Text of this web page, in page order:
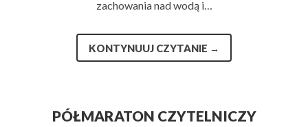
zachowania nad wodą i…
KONTYNUUJ CZYTANIE →
PÓŁMARATON CZYTELNICZY